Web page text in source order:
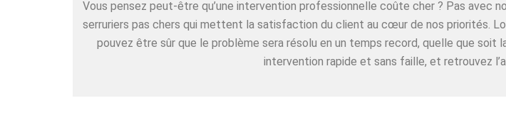
Vous pensez peut-être qu’une intervention professionnelle coûte cher ? Pas avec
serruriers pas chers qui mettent la satisfaction du client au cœur de nos priorités.
pouvez être sûr que le problème sera résolu en un temps record, quelle que
intervention rapide et sans faille, et retrouvez